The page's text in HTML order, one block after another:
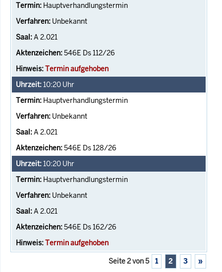
Hauptverhandlungstermin
Unbekannt
A 2.021
546E Ds 112/26
Termin aufgehoben
10:20 Uhr
Hauptverhandlungstermin
Unbekannt
A 2.021
546E Ds 128/26
10:20 Uhr
Hauptverhandlungstermin
Unbekannt
A 2.021
546E Ds 162/26
Termin aufgehoben
Seite 2 von 5 1 2 3 »